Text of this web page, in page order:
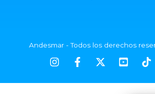
Andesmar - Todos los derechos